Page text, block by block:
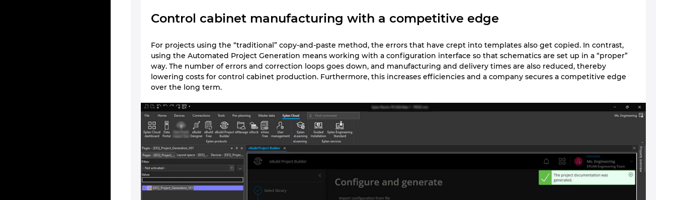
Control cabinet manufacturing with a competitive edge
For projects using the “traditional” copy-and-paste method, the errors that have crept into templates also get copied. In contrast,
using the Automated Project Generation means working with a configuration interface so that schematics are set up in a “proper”
way. The number of errors and correction loops goes down, and manufacturing and delivery times are also reduced, thereby
lowering costs for control cabinet production. Furthermore, this increases efficiencies and a company secures a competitive edge
over the long term.